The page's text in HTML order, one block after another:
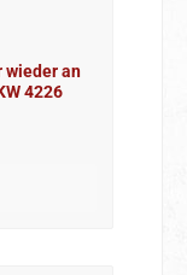
wieder an
4226